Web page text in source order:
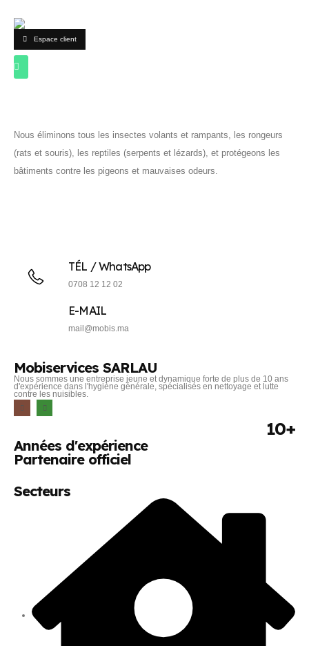
Espace client
Nous éliminons tous les insectes volants et rampants, les rongeurs
(rats et souris), les reptiles (serpents et lézards), et protégeons les
bâtiments contre les pigeons et mauvaises odeurs.
TÉL / WhatsApp
0708 12 12 02
E-MAIL
mail@mobis.ma
Mobiservices SARLAU
Nous sommes une entreprise jeune et dynamique forte de plus de 10 ans
d'expérience dans l'hygiène générale, spécialisés en nettoyage et lutte
contre les nuisibles.
10+
Années d'expérience
Partenaire officiel
Secteurs